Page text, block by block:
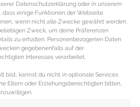
Datenschutzerklärung oder in unserem
dass einige Funktionen der Webseite
wenn nicht alle Zwecke gewährt werden.
Zweck, um deine Präferenzen
zu erhalten. Personenbezogenen Daten
gegebenenfalls auf der
Interesses verarbeitet.
bist, kannst du nicht in optionale Services
Eltern oder Erziehungsberechtigten bitten,
Cheesecakes mit
Blaubeeren
mit Oreo-Cookie-Boden &
für die Mini-Cakes mit Oreos &
Papier-Muffinförmchen 150 g